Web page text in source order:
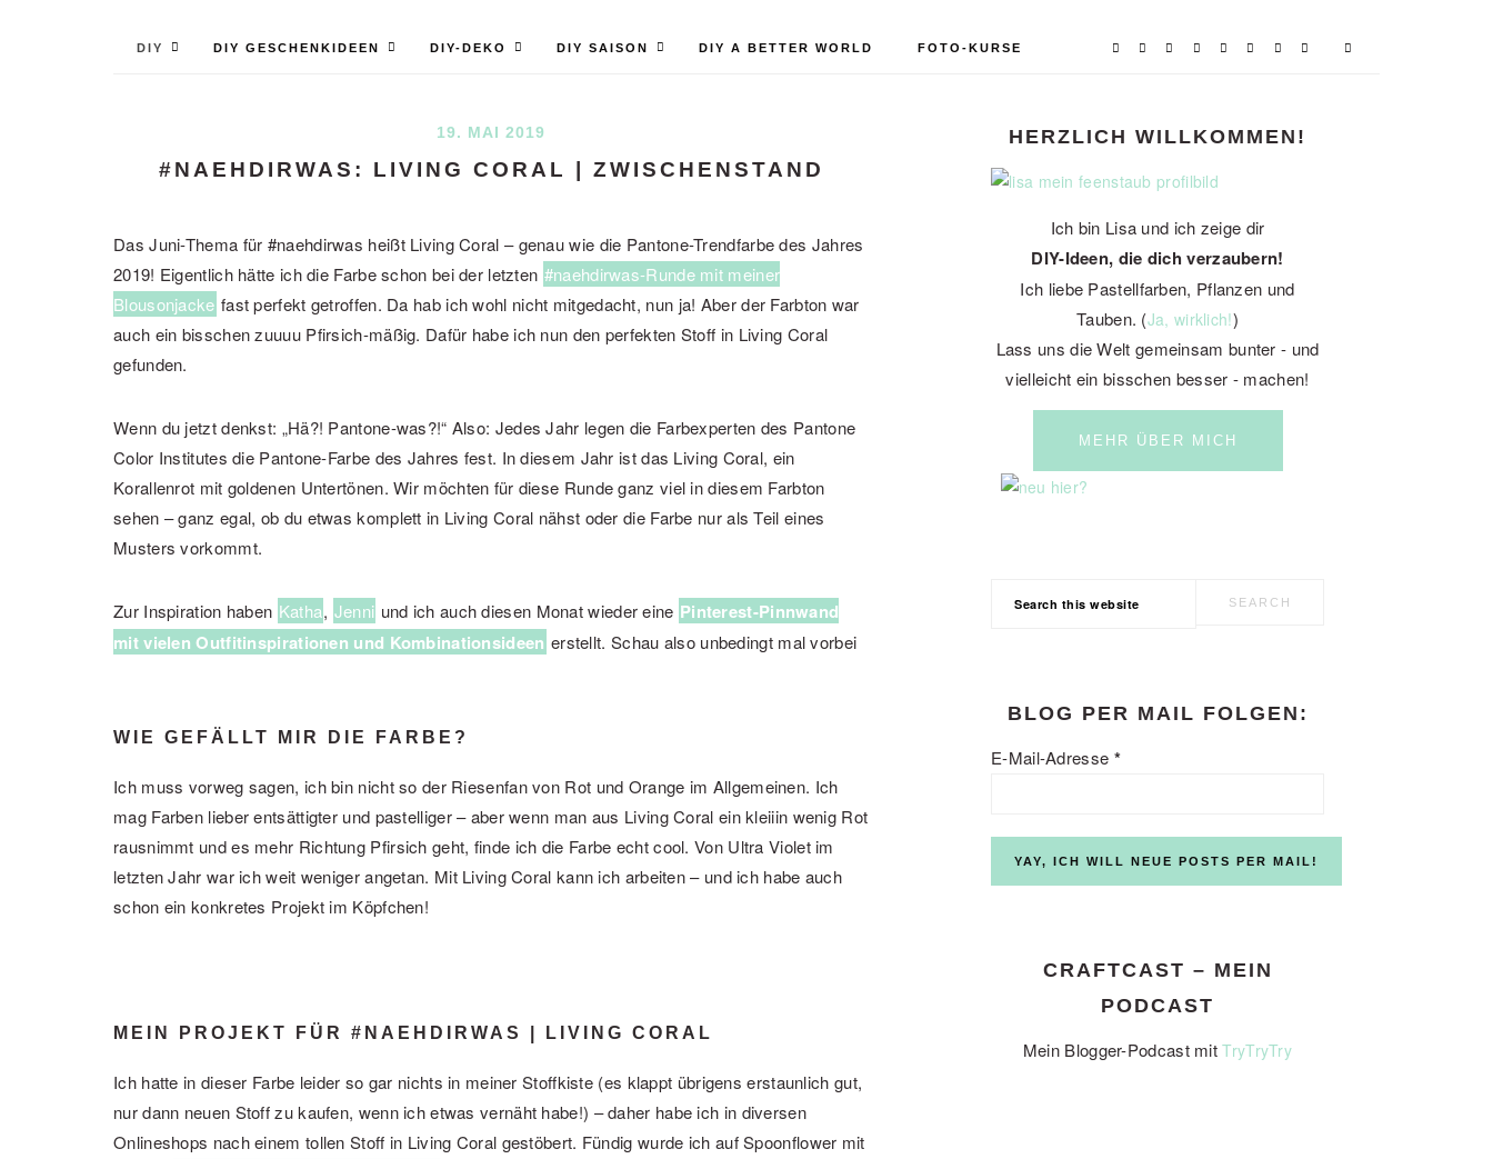
DIY DIY GESCHENKIDEEN DIY-DEKO DIY SAISON DIY A BETTER WORLD FOTO-KURSE
19. MAI 2019
#NAEHDIRWAS: LIVING CORAL | ZWISCHENSTAND
Das Juni-Thema für #naehdirwas heißt Living Coral – genau wie die Pantone-Trendfarbe des Jahres
2019! Eigentlich hätte ich die Farbe schon bei der letzten #naehdirwas-Runde mit meiner
Blousonjacke fast perfekt getroffen. Da hab ich wohl nicht mitgedacht, nun ja! Aber der Farbton war
auch ein bisschen zuuuu Pfirsich-mäßig. Dafür habe ich nun den perfekten Stoff in Living Coral
gefunden.
Wenn du jetzt denkst: „Hä?! Pantone-was?!“ Also: Jedes Jahr legen die Farbexperten des Pantone
Color Institutes die Pantone-Farbe des Jahres fest. In diesem Jahr ist das Living Coral, ein
Korallenrot mit goldenen Untertönen. Wir möchten für diese Runde ganz viel in diesem Farbton
sehen – ganz egal, ob du etwas komplett in Living Coral nähst oder die Farbe nur als Teil eines
Musters vorkommt.
Zur Inspiration haben Katha, Jenni und ich auch diesen Monat wieder eine Pinterest-Pinnwand
mit vielen Outfitinspirationen und Kombinationsideen erstellt. Schau also unbedingt mal vorbei
WIE GEFÄLLT MIR DIE FARBE?
Ich muss vorweg sagen, ich bin nicht so der Riesenfan von Rot und Orange im Allgemeinen. Ich
mag Farben lieber entsättigter und pastelliger – aber wenn man aus Living Coral ein kleiiin wenig Rot
rausnimmt und es mehr Richtung Pfirsich geht, finde ich die Farbe echt cool. Von Ultra Violet im
letzten Jahr war ich weit weniger angetan. Mit Living Coral kann ich arbeiten – und ich habe auch
schon ein konkretes Projekt im Köpfchen!
MEIN PROJEKT FÜR #NAEHDIRWAS | LIVING CORAL
Ich hatte in dieser Farbe leider so gar nichts in meiner Stoffkiste (es klappt übrigens erstaunlich gut,
nur dann neuen Stoff zu kaufen, wenn ich etwas vernäht habe!) – daher habe ich in diversen
Onlineshops nach einem tollen Stoff in Living Coral gestöbert. Fündig wurde ich auf Spoonflower mit
PRIMARY
SIDEBAR
HERZLICH WILLKOMMEN!
Ich bin Lisa und ich zeige dir
DIY-Ideen, die dich verzaubern!
Ich liebe Pastellfarben, Pflanzen und
Tauben. (Ja, wirklich!)
Lass uns die Welt gemeinsam bunter - und
vielleicht ein bisschen besser - machen!
MEHR ÜBER MICH
BLOG PER MAIL FOLGEN:
E-Mail-Adresse *
CRAFTCAST – MEIN
PODCAST
Mein Blogger-Podcast mitTryTryTry